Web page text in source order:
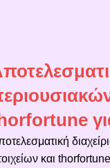
και